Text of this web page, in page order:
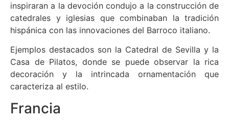
inspiraran a la devoción condujo a la construcción de
catedrales y iglesias que combinaban la tradición
hispánica con las innovaciones del Barroco italiano.
Ejemplos destacados son la Catedral de Sevilla y la
Casa de Pilatos, donde se puede observar la rica
decoración y la intrincada ornamentación que
caracteriza al estilo.
Francia